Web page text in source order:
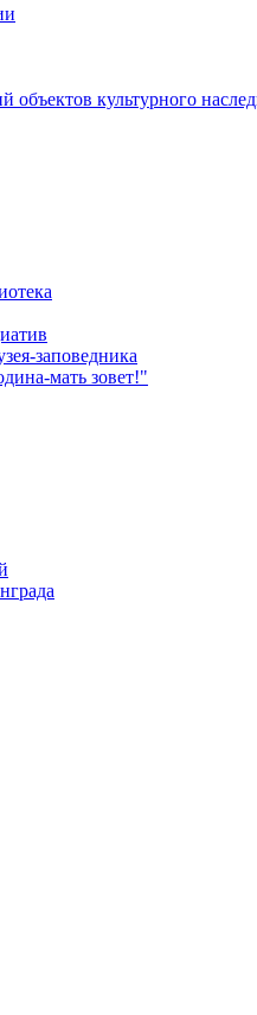
объектов культурного
заповедника
мать зовет!"